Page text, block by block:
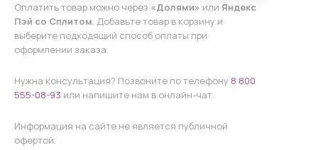
Оплатить товар можно через «Долями» или Яндекс
Пэй со Сплитом. Добавьте товар в корзину и
выберите подходящий способ оплаты при
оформлении заказа.
Нужна консультация? Позвоните по телефону 8 800
555-08-93 или напишите нам в онлайн-чат.
Информация на сайте не является публичной
офертой.